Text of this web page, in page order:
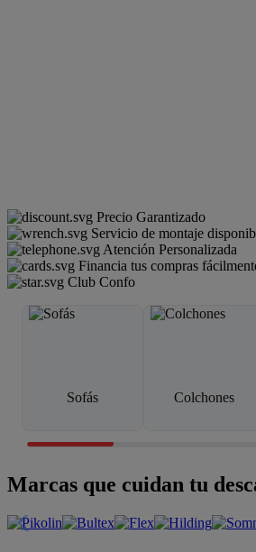
Precio Garantizado
Servicio de montaje
Atención Personalizada
Financia tus compras
Club Confo
Sofás Colchones
Marcas que cuidan tu